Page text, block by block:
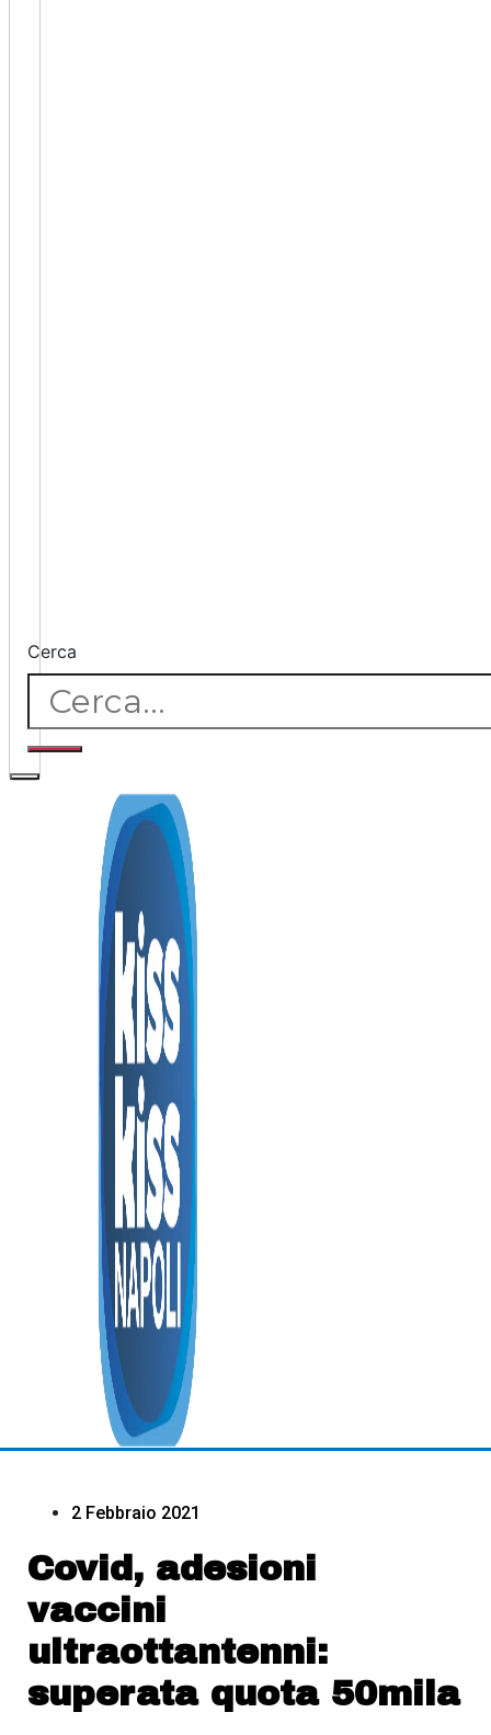
Cerca
2 Febbraio 2021
Covid, adesioni
vaccini
ultraottantenni:
superata quota 50mila